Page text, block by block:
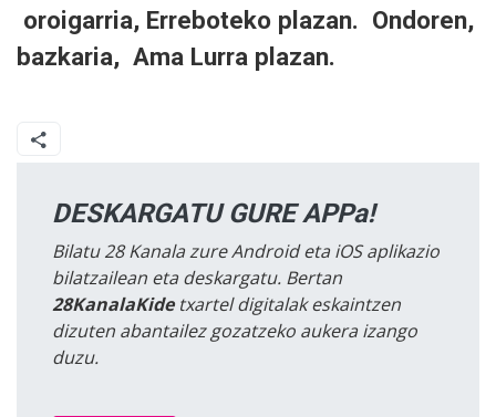
oroigarria, Erreboteko plazan. Ondoren,
bazkaria, Ama Lurra plazan.
DESKARGATU GURE APPa!
Bilatu 28 Kanala zure Android eta iOS aplikazio
bilatzailean eta deskargatu. Bertan
28KanalaKidetxartel digitalak eskaintzen
dizuten abantailez gozatzeko aukera izango
duzu.